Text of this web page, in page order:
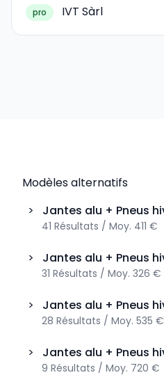
pro IVT Sàrl
Modèles alternatifs
>
Jantes alu + Pneus
41 Résultats / Moy. 411 €
> Jantes alu + Pneus
31 Résultats / Moy. 326 €
> Jantes alu + Pneus
28 Résultats / Moy. 535 €
> Jantes alu + Pneus
9 Résultats / Moy. 720 €